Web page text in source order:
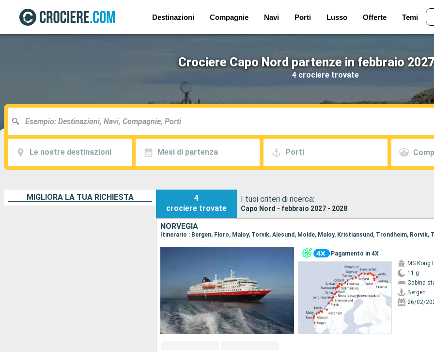
Destinazioni Compagnie Navi Porti Lusso Offerte Temi
Crociere Capo Nord partenze in febbraio
4 crociere trovate
Le nostre destinazioni Mesi di partenza Porti
MIGLIORA LA TUA RICHIESTA
4
crociere trovate
I tuoi criteri di ricerca:
Capo Nord - febbraio 2027 - 2028
NORVEGIA
Pagamento in 4X
MS Kong
11 g
Cabina
Bergen
26/02/